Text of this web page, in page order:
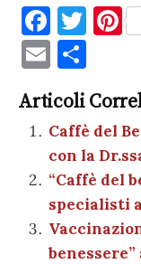
F
a
c
e
b
o
o
k
T
te
r
Pi
t
E
m
ai
l
n
di
vi
di
Articoli
Caffè del
con la
“Caffè del
specialisti
benessere”